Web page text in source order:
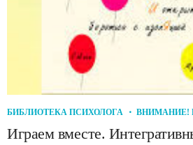
БИБЛИОТЕКА ПСИХОЛОГА ВНИМАНИЕ!
Играем вместе.